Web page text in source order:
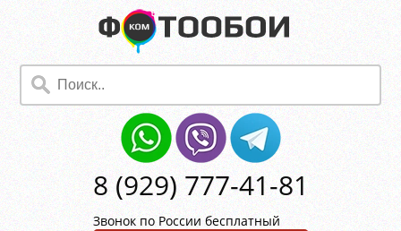
8 (929) 777-41-81
Звонок по России бесплатный